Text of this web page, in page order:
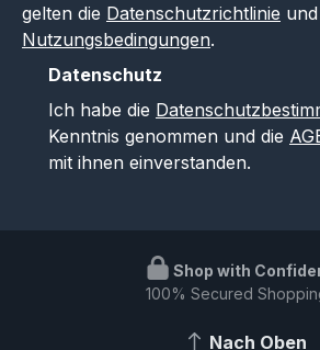
gelten die Datenschutzrichtlinie und
Nutzungsbedingungen.
Datenschutz
Ich habe die
Kenntnis genommen und die
mit ihnen einverstanden.
Shop with
100% Secured
Nach Oben